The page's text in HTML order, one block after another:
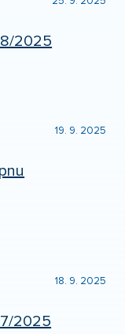
2025
19. 9. 2025
18. 9. 2025
2025